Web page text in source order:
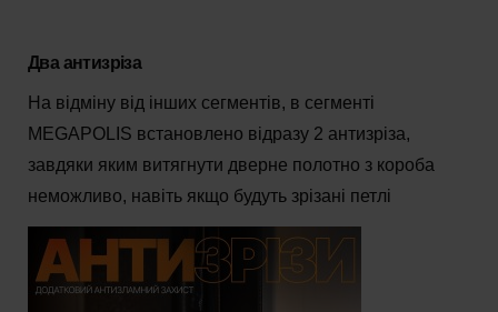
Два антизріза
На відміну від інших сегментів, в сегменті
MEGAPOLIS встановлено відразу 2 антизріза,
завдяки яким витягнути дверне полотно з короба
неможливо, навіть якщо будуть зрізані петлі